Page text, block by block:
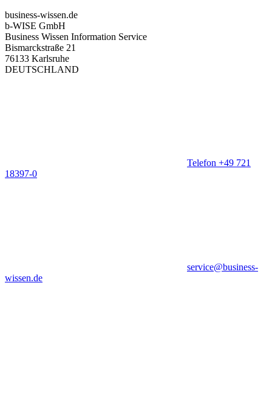
business-wissen.de
b-WISE GmbH
Business Wissen Information Service
Bismarckstraße 21
76133 Karlsruhe
DEUTSCHLAND
Telefon +49 721
18397-0
service@business-
wissen.de